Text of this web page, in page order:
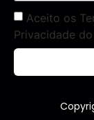
Aceito os
Privacidade